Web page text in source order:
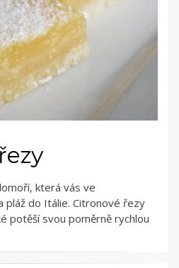
která vás ve
pláž do Itálie. Citronové řezy
potěší svou poměrně rychlou